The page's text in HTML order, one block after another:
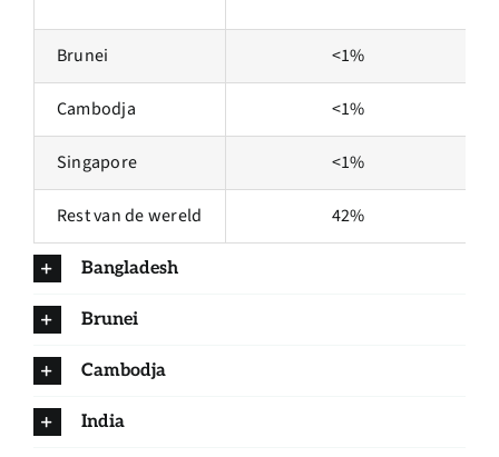
Brunei <1%
Cambodja <1%
Singapore <1%
Rest van de wereld 42%
Bangladesh
Brunei
Cambodja
India